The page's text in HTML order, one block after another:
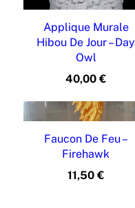
Applique Murale
Hibou De Jour – Day
Owl
40,00€
Faucon De Feu –
Firehawk
11,50€